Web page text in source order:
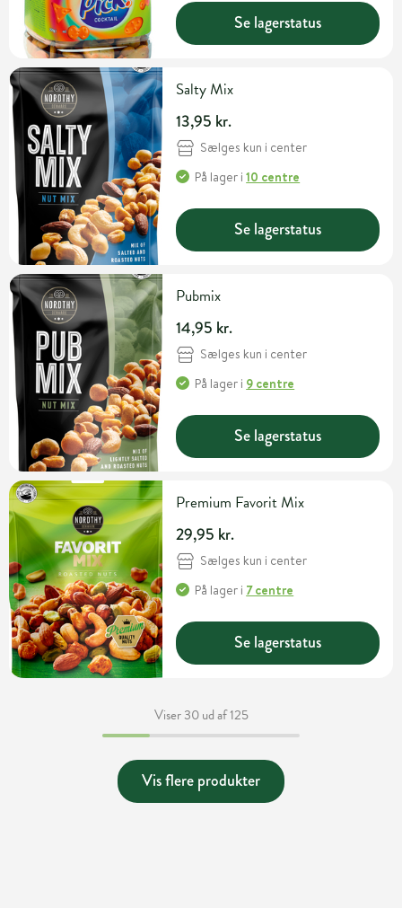
Se lagerstatus
Salty Mix
13,95 kr.
Sælges kun i center
På lager i10 centre
Se lagerstatus
Pubmix
14,95 kr.
Sælges kun i center
På lager i 9 centre
Se lagerstatus
Premium Favorit Mix
29,95 kr.
Sælges kun i center
På lager i 7 centre
Se lagerstatus
Viser 30 ud af 125
Vis flere produkter